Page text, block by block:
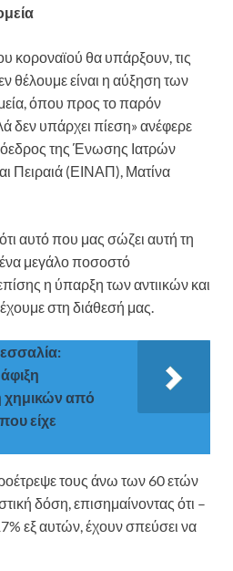
κοροναϊού θα υπάρξουν, τις
θέλουμε είναι η αύξηση των
όπου προς το παρόν
δεν υπάρχει πίεση» ανέφερε
της Ένωσης Ιατρών
Πειραιά (ΕΙΝΑΠ), Ματίνα
αυτό που μας σώζει αυτή τη
ένα μεγάλο ποσοστό
η ύπαρξη των αντιικών και
στη διάθεσή μας.
από
είχε
τους άνω των 60 ετών
δόση, επισημαίνοντας ότι –
εξ αυτών, έχουν σπεύσει να